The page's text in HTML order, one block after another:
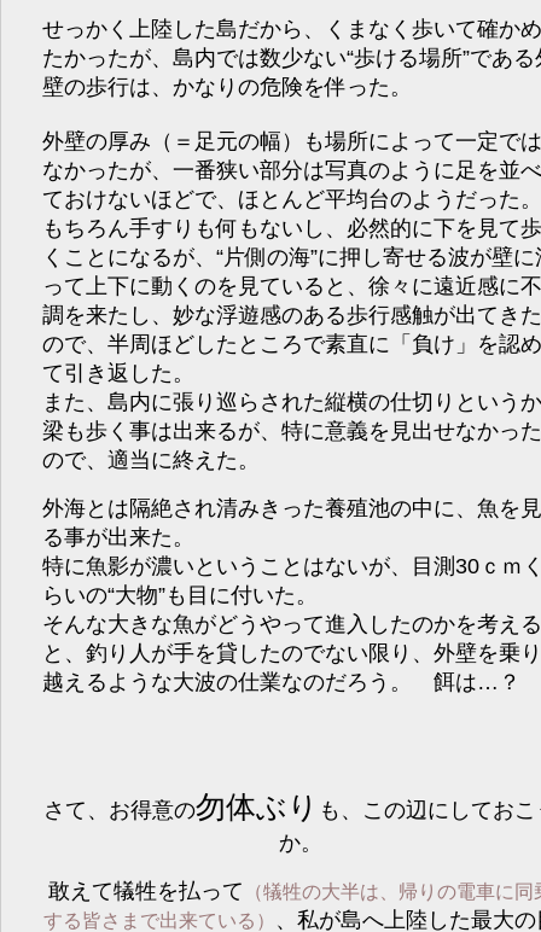
せっかく上陸した島だから、くまなく歩いて確か
たかったが、島内では数少ない“歩ける場所”である
壁の歩行は、かなりの危険を伴った。
外壁の厚み（＝足元の幅）も場所によって一定で
なかったが、一番狭い部分は写真のように足を並
ておけないほどで、ほとんど平均台のようだった
もちろん手すりも何もないし、必然的に下を見て
くことになるが、“片側の海”に押し寄せる波が壁に
って上下に動くのを見ていると、徐々に遠近感に
調を来たし、妙な浮遊感のある歩行感触が出てき
ので、半周ほどしたところで素直に「負け」を認
て引き返した。
また、島内に張り巡らされた縦横の仕切りという
梁も歩く事は出来るが、特に意義を見出せなかっ
ので、適当に終えた。
外海とは隔絶され清みきった養殖池の中に、魚を
る事が出来た。
特に魚影が濃いということはないが、目測30ｃｍ
らいの“大物”も目に付いた。
そんな大きな魚がどうやって進入したのかを考え
と、釣り人が手を貸したのでない限り、外壁を乗
越えるような大波の仕業なのだろう。 餌は…？
さて、お得意の勿体ぶり も、この辺にしておこ
か。
敢えて犠牲を払って （犠牲の大半は、帰りの電車に同
する皆さまで出来ている）
、私が島へ上陸した最大の